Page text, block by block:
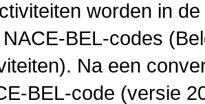
worden in
BEL-codes
Na een
BEL-code (versie